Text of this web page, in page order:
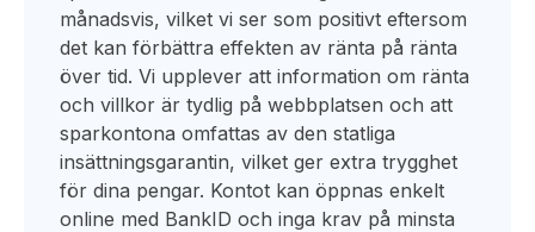
månadsvis, vilket vi ser som positivt eftersom
det kan förbättra effekten av ränta på ränta
över tid. Vi upplever att information om ränta
och villkor är tydlig på webbplatsen och att
sparkontona omfattas av den statliga
insättningsgarantin, vilket ger extra trygghet
för dina pengar. Kontot kan öppnas enkelt
online med BankID och inga krav på minsta